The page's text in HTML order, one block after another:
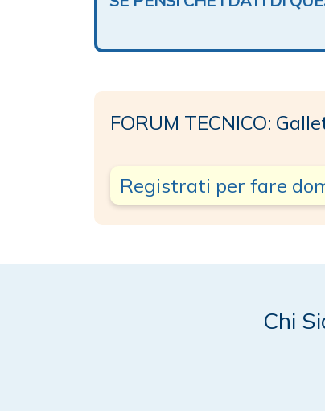
FORUM TECNICO:
Registrati per fare
Chi